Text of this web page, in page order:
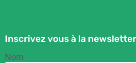
Inscrivez vous à la newsletter
Nom